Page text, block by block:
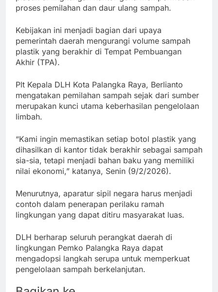
proses pemilahan dan daur ulang sampah.
Kebijakan ini menjadi bagian dari upaya
pemerintah daerah mengurangi volume sampah
plastik yang berakhir di Tempat Pembuangan
Akhir (TPA).
Plt Kepala DLH Kota Palangka Raya, Berlianto
mengatakan pemilahan sampah sejak dari sumber
merupakan kunci utama keberhasilan pengelolaan
limbah.
“Kami ingin memastikan setiap botol plastik yang
dihasilkan di kantor tidak berakhir sebagai sampah
sia-sia, tetapi menjadi bahan baku yang memiliki
nilai ekonomi,” katanya, Senin (9/2/2026).
Menurutnya, aparatur sipil negara harus menjadi
contoh dalam penerapan perilaku ramah
lingkungan yang dapat ditiru masyarakat luas.
DLH berharap seluruh perangkat daerah di
lingkungan Pemko Palangka Raya dapat
mengadopsi langkah serupa untuk memperkuat
pengelolaan sampah berkelanjutan.